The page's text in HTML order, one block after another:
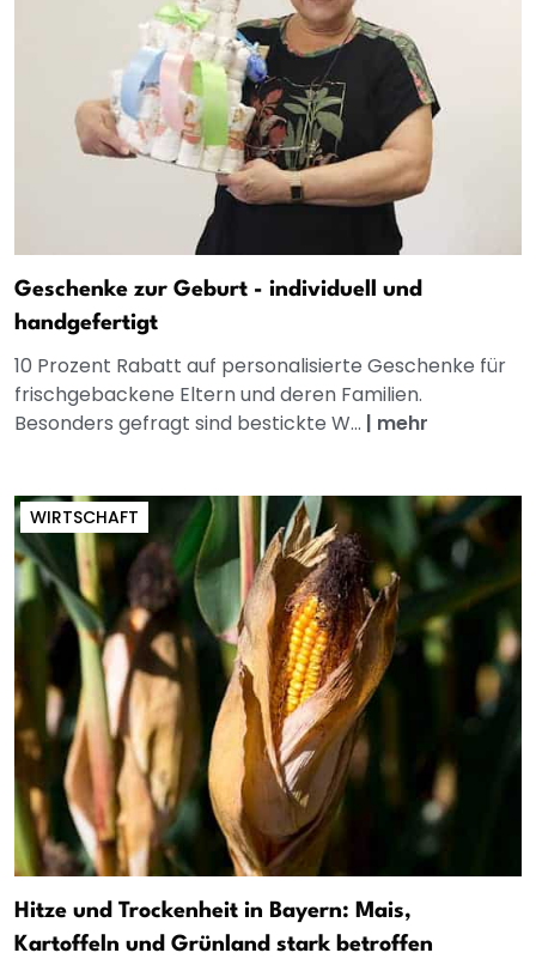
Geschenke zur Geburt - individuell und
handgefertigt
10 Prozent Rabatt auf personalisierte Geschenke für
frischgebackene Eltern und deren Familien.
Besonders gefragt sind bestickte W... | mehr
WIRTSCHAFT
Hitze und Trockenheit in Bayern: Mais,
Kartoffeln und Grünland stark betroffen